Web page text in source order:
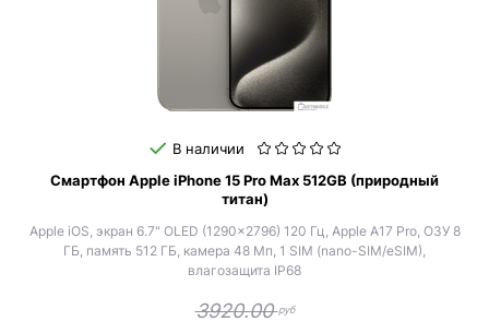
В наличии
Смартфон Apple iPhone 15 Pro Max 512GB (природный
титан)
Apple iOS, экран 6.7" OLED (1290x2796) 120 Гц, Apple A17 Pro, ОЗУ 8
ГБ, память 512 ГБ, камера 48 Мп, 1 SIM (nano-SIM/eSIM),
влагозащита IP68
3920.00руб